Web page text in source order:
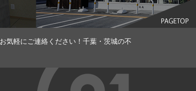
気軽にご連絡ください！千葉・茨城の不